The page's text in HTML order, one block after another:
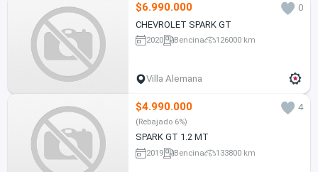
$6.990.000
0
CHEVROLET SPARK GT
2020 Bencina 126000 km
Villa Alemana
$4.990.000 4
(Rebajado 6%)
SPARK GT 1.2 MT
2019 Bencina 133800 km